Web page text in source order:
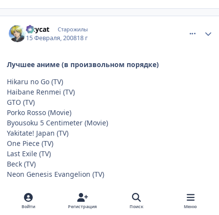
lazycat Старожилы
15 Февраля, 200818 г
Лучшее аниме (в произвольном порядке)
Hikaru no Go (TV)
Haibane Renmei (TV)
GTO (TV)
Porko Rosso (Movie)
Byousoku 5 Centimeter (Movie)
Yakitate! Japan (TV)
One Piece (TV)
Last Exile (TV)
Beck (TV)
Neon Genesis Evangelion (TV)
TV/OVA сериал (в произвольном порядке)
Войти Регистрация Поиск Меню